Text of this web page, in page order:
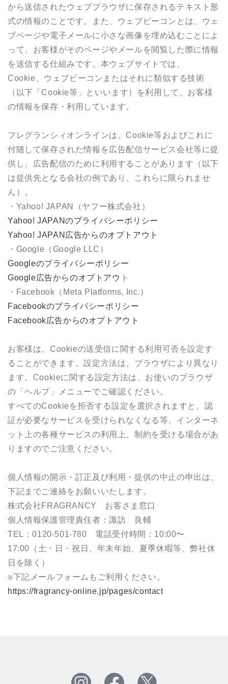
から送信されたウェブブラウザに保存されるテキスト形
式の情報のことです。また、ウェブビーコンとは、ウェ
ブページや電子メールに小さな画像を埋め込むことによ
って、お客様がそのページやメールを閲覧した際に情報
を送信する仕組みです。本ウェブサイトでは、
Cookie 、ウェブビーコンまたはそれに類似する技術
（以下「 Cookie等」といいます）を利用して、お客様
の情報を保存・利用しています。
フレグランシィオンラインは、 Cookie等およびこれに
付随して保存された情報を広告配信サービス会社等に提
供し、広告配信のために利用することがあります（以下
は提供先となる会社の例であり、これらに限られませ
ん）。
・ Yahoo! JAPAN
（ヤフー株式会社）
Yahoo! JAPANのプライバシーポリシー
Yahoo! JAPAN 広告からのオプトアウト
・ Google （ Google LLC ）
Googleのプライバシーポリシー
Google広告からのオプトアウ ト
・ Facebook （ Meta Platforms, Inc. ）
Facebookのプライバシーポリシー
Facebook広告からのオプトアウト
お客様は、 Cookieの送受信に関する利用可否を設定す
ることができます。設定方法は、ブラウザにより異なり
ます。 Cookieに関する設定方法は、お使いのブラウザ
の「ヘルプ」メニューでご確認ください。
すべてのCookieを拒否する設定を選択されますと、認
証が必要なサービスを受けられなくなる等、インターネ
ット上の各種サービスの利用上、制約を受ける場合があ
りますのでご注意ください。
個人情報の開示・訂正及び利用・提供の中止の申出は、
下記までご連絡をお願いいたします。
株式会社FRAGRANCY
お客さま窓口
個人情報保護管理責任者：諏訪 良輔
TEL：0120-501-780 電話受付時間： 10:00〜
17:00 （土・日・祝日、年末年始、夏季休暇等、弊社休
日を除く）
※下記メールフォームもご利用ください。
https://fragrancy-online.jp/pages/contact